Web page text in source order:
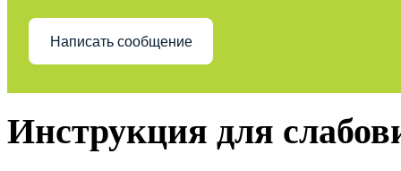
Написать сообщение
Инструкция для